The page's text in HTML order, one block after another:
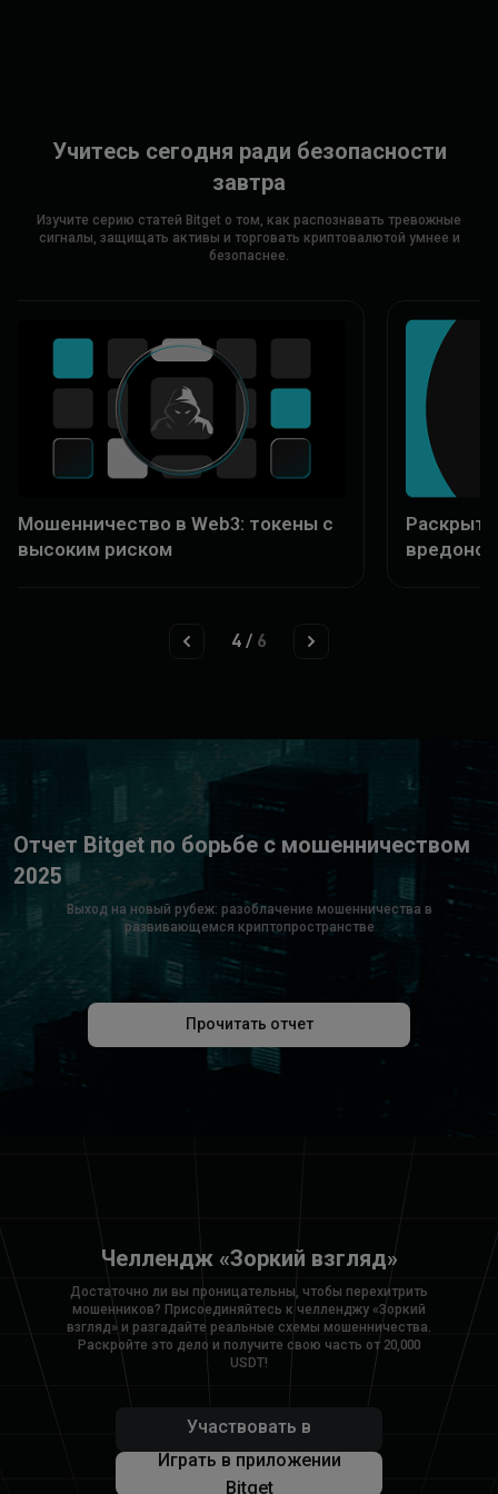
Учитесь сегодня ради безопасности
завтра
Изучите серию статей Bitget о том, как распознавать тревожные
сигналы, защищать активы и торговать криптовалютой умнее и
безопаснее.
Раскрыто мошенничество Web3:
вредоносные одобрения
4 / 6
Отчет Bitget по борьбе с мошенничеством
2025
Выход на новый рубеж: разоблачение мошенничества в
развивающемся криптопространстве
Прочитать отчет
Челлендж «Зоркий взгляд»
Достаточно ли вы проницательны, чтобы перехитрить
мошенников? Присоединяйтесь к челленджу «Зоркий
взгляд» и разгадайте реальные схемы мошенничества.
Раскройте это дело и получите свою часть от 20,000
USDT!
Участвовать в
челлендже
Играть в приложении
Bitget